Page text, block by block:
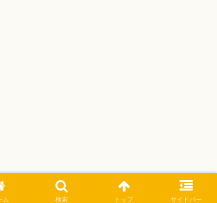
ム 検索 トップ サイドバー